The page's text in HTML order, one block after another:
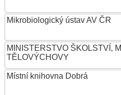
Mikrobiologický ústav AV ČR
MINISTERSTVO ŠKOLSTVÍ,
TĚLOVÝCHOVY
Místní knihovna Dobrá